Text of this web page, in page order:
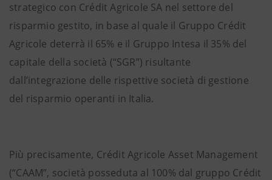
strategico con Crédit Agricole SA nel settore del
risparmio gestito, in base al quale il Gruppo Crédit
Agricole deterrà il 65% e il Gruppo Intesa il 35% del
capitale della società (“SGR”) risultante
dall’integrazione delle rispettive società di gestione
del risparmio operanti in Italia.
Più precisamente, Crédit Agricole Asset Management
(“CAAM”, società posseduta al 100% dal gruppo Crédit